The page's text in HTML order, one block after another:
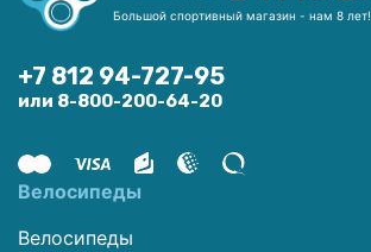
Большой спортивный магазин - нам 8 лет!
+7 812 94-727-95
или 8-800-200-64-20
Велосипеды
Велосипеды